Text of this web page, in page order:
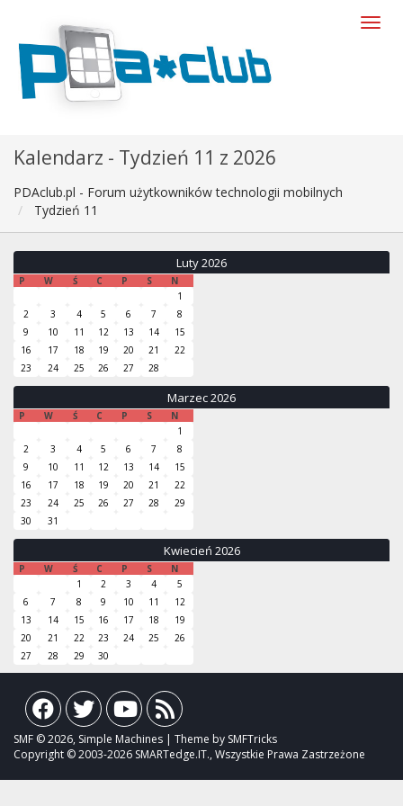
Kalendarz - Tydzień 11 z 2026
PDAclub.pl - Forum użytkowników technologii mobilnych
Tydzień 11
Luty 2026
P W Ś C P S
N
1
2
3 4 5 6 7
8
9
10 11 12 13 14
15
16
17 18 19 20 21
22
23
24 25 26 27 28
Marzec 2026
P W Ś C P S
N
1
2
3 4 5 6 7
8
9
10 11 12 13 14
15
16
17 18 19 20 21
22
23
24 25 26 27 28
29
30
31
Kwiecień 2026
P W Ś C P S
N
1
2 3 4
5
6
7 8 9 10 11
12
13
14 15 16 17 18
19
20
21 22 23 24 25
26
27
28 29 30
SMF © 2026, Simple Machines | Theme by SMFTricks
Copyright © 2003-2026 SMARTedge.IT., Wszystkie Prawa Zastrzeżone